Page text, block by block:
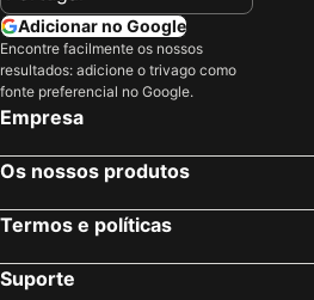
Adicionar no Google
Encontre facilmente os nossos
resultados: adicione o trivago como
fonte preferencial no Google.
Empresa
Os nossos produtos
Termos e políticas
Suporte